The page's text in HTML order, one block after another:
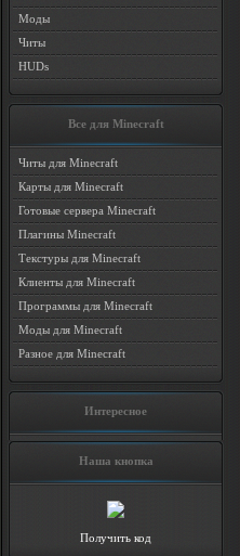
Моды
Читы
HUDs
Все для Minecraft
Читы для Minecraft
Карты для Minecraft
Готовые сервера Minecraft
Плагины Minecraft
Текстуры для Minecraft
Клиенты для Minecraft
Программы для Minecraft
Моды для Minecraft
Разное для Minecraft
Интересное
Наша кнопка
Получить код